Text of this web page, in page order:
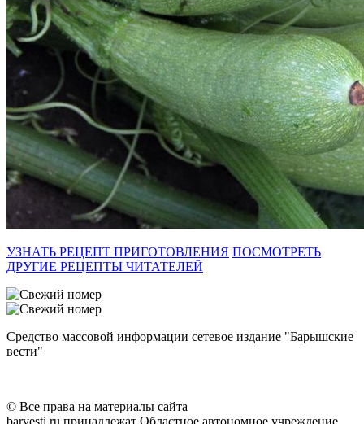
УЗНАТЬ РЕЦЕПТ ПРИГОТОВЛЕНИЯ ПОСМОТРЕТЬ
ДРУГИЕ РЕЦЕПТЫ ЧИТАТЕЛЕЙ
Средство массовой информации сетевое издание "Барышские
вести"
© Все права на материалы сайта